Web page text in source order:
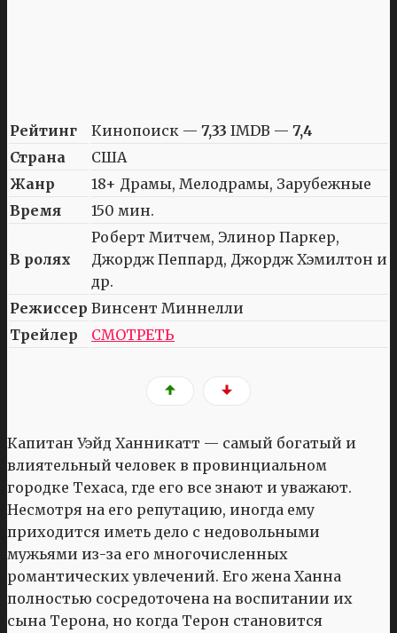
Рейтинг Кинопоиск — 7,33 IMDB — 7,4
Страна
США
Жанр
18+ Драмы, Мелодрамы, Зарубежные
Время
150 мин.
В ролях
Роберт Митчем, Элинор Паркер,
Джордж Пеппард, Джордж Хэмилтон и
др.
Режиссер Винсент Миннелли
Трейлер
СМОТРЕТЬ
Капитан Уэйд Ханникатт — самый богатый и
влиятельный человек в провинциальном
городке Техаса, где его все знают и уважают.
Несмотря на его репутацию, иногда ему
приходится иметь дело с недовольными
мужьями из-за его многочисленных
романтических увлечений. Его жена Ханна
полностью сосредоточена на воспитании их
сына Терона, но когда Терон становится